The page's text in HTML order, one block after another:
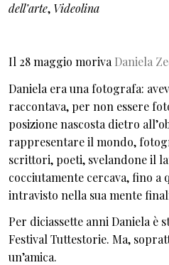
dell’arte, Videolina
Il 28 maggio moriva Daniela
Daniela era una fotografa:
raccontava, per non essere
posizione nascosta dietro
rappresentare il mondo,
scrittori, poeti, svelandone il
cocciutamente cercava, fino a
intravisto nella sua mente
Per diciassette anni Daniela è
Festival Tuttestorie. Ma,
un’amica.